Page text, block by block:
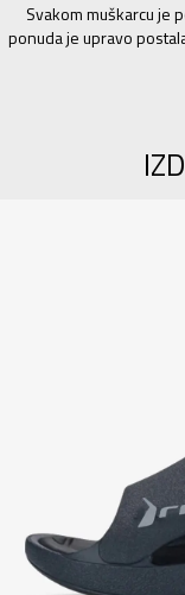
Svakom muškarcu je
ponuda je upravo